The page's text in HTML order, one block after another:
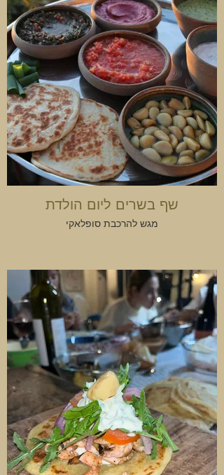
שף בשרים ליום הולדת
מגש להרכבת סופלאקי